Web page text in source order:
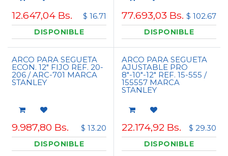
12.647,04 Bs. $ 16.71
DISPONIBLE
77.693,03 Bs. $ 102.67
DISPONIBLE
ARCO PARA SEGUETA
ECON. 12" FIJO REF. 20-
206 / ARC-701 MARCA
STANLEY
9.987,80 Bs. $ 13.20
DISPONIBLE
ARCO PARA SEGUETA
AJUSTABLE PRO
8"-10"-12" REF. 15-555 /
155557 MARCA
STANLEY
22.174,92 Bs. $ 29.30
DISPONIBLE